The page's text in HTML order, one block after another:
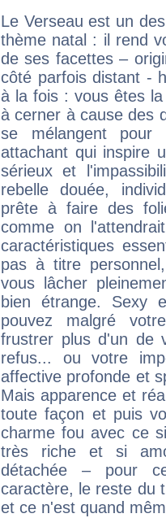
Le Verseau est un
thème natal : il rend
de ses facettes –
côté parfois distant -
à la fois : vous êtes
à cerner à cause des
se mélangent
attachant qui inspire
sérieux et
rebelle douée,
prête à faire des
comme on
caractéristiques
pas à titre
vous lâcher
bien étrange. Sexy
pouvez malgré
frustrer plus d'un de
refus... ou votre
affective profonde et
Mais apparence et
toute façon et puis
charme fou avec ce
très riche et si
détachée – pour
caractère, le reste du
et ce n'est quand